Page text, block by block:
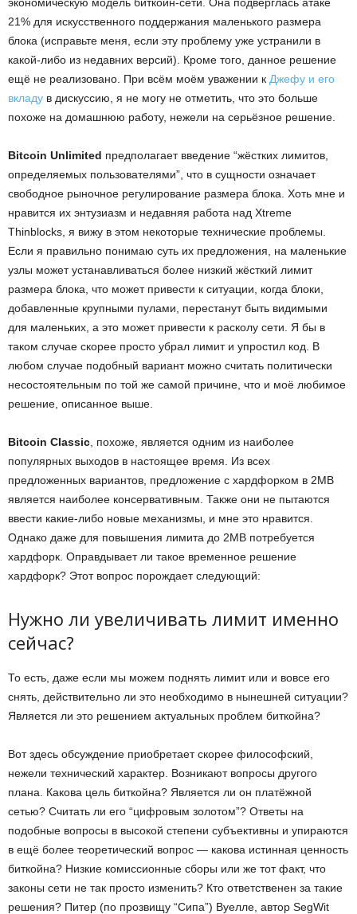
21% для искусственного поддержания маленького размера
блока (исправьте меня, если эту проблему уже устранили в
какой-либо из недавних версий). Кроме того, данное решение
ещё не реализовано. При всём моём уважении к Джефу и его
вкладу в дискуссию, я не могу не отметить, что это больше
похоже на домашнюю работу, нежели на серьёзное решение.
Bitcoin Unlimited предполагает введение “жёстких лимитов,
определяемых пользователями”, что в сущности означает
свободное рыночное регулирование размера блока. Хоть мне и
нравится их энтузиазм и недавняя работа над Xtreme
Thinblocks, я вижу в этом некоторые технические проблемы.
Если я правильно понимаю суть их предложения, на маленькие
узлы может устанавливаться более низкий жёсткий лимит
размера блока, что может привести к ситуации, когда блоки,
добавленные крупными пулами, перестанут быть видимыми
для маленьких, а это может привести к расколу сети. Я бы в
таком случае скорее просто убрал лимит и упростил код. В
любом случае подобный вариант можно считать политически
несостоятельным по той же самой причине, что и моё любимое
решение, описанное выше.
Bitcoin Classic , похоже, является одним из наиболее
популярных выходов в настоящее время. Из всех
предложенных вариантов, предложение с хардфорком в 2MB
является наиболее консервативным. Также они не пытаются
ввести какие-либо новые механизмы, и мне это нравится.
Однако даже для повышения лимита до 2MB потребуется
хардфорк. Оправдывает ли такое временное решение
хардфорк? Этот вопрос порождает следующий:
Нужно ли увеличивать лимит именно
сейчас?
То есть, даже если мы можем поднять лимит или и вовсе его
снять, действительно ли это необходимо в нынешней ситуации?
Является ли это решением актуальных проблем биткойна?
Вот здесь обсуждение приобретает скорее философский,
нежели технический характер. Возникают вопросы другого
плана. Какова цель биткойна? Является ли он платёжной
сетью? Считать ли его “цифровым золотом”? Ответы на
подобные вопросы в высокой степени субъективны и упираются
в ещё более теоретический вопрос — какова истинная ценность
биткойна? Низкие комиссионные сборы или же тот факт, что
законы сети не так просто изменить? Кто ответственен за такие
решения? Питер (по прозвищу “Сипа”) Вуелле, автор SegWit